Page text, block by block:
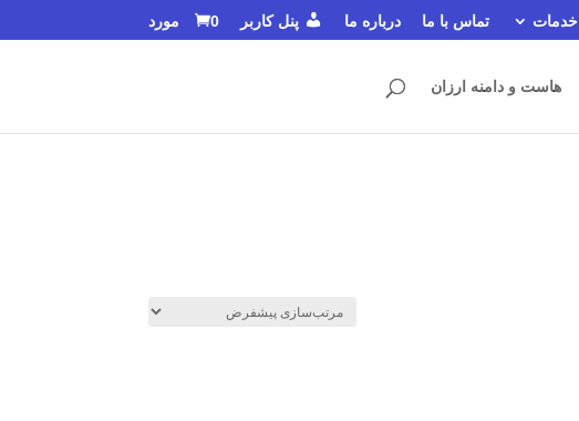
خدمات تماس با ما درباره ما پنل کاربر 0 مورد
هاست و دامنه ارزان